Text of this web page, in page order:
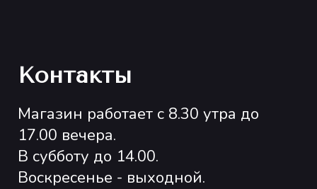
Контакты
Магазин работает с 8.30 утра до
17.00 вечера.
В субботу до 14.00.
Воскресенье - выходной.